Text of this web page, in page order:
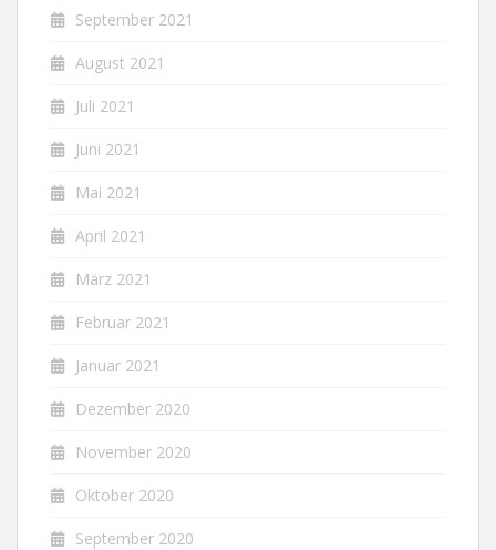
September 2021
August 2021
Juli 2021
Juni 2021
Mai 2021
April 2021
März 2021
Februar 2021
Januar 2021
Dezember 2020
November 2020
Oktober 2020
September 2020